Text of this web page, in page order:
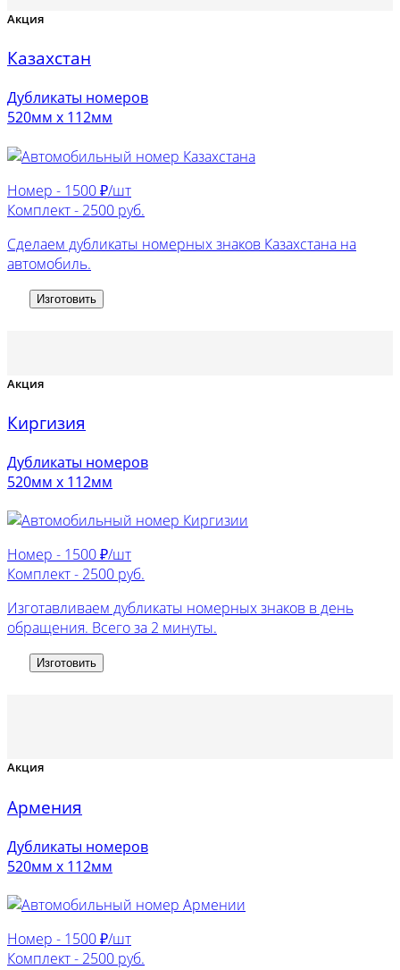
Акция
Казахстан
Дубликаты номеров
520мм х 112мм
Номер - 1500 ₽/шт
Комплект - 2500 руб.
Сделаем дубликаты номерных знаков Казахстана на
автомобиль.
Изготовить
Акция
Киргизия
Дубликаты номеров
520мм х 112мм
Номер - 1500 ₽/шт
Комплект - 2500 руб.
Изготавливаем дубликаты номерных знаков в день
обращения. Всего за 2 минуты.
Изготовить
Акция
Армения
Дубликаты номеров
520мм х 112мм
Номер - 1500 ₽/шт
Комплект - 2500 руб.